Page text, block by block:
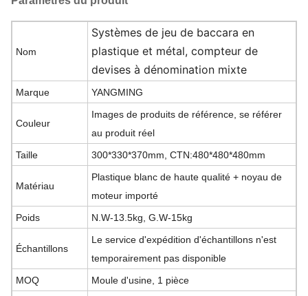
Nom
Systèmes de jeu de baccara en
plastique et métal, compteur de
devises à dénomination mixte
Marque YANGMING
Couleur
Images de produits de référence, se référer
au produit réel
Taille
300*330*370mm, CTN:480*480*480mm
Matériau
Plastique blanc de haute qualité + noyau de
moteur importé
Poids
N.W-13.5kg, G.W-15kg
Échantillons
Le service d'expédition d'échantillons n'est
temporairement pas disponible
MOQ
Moule d'usine, 1 pièce